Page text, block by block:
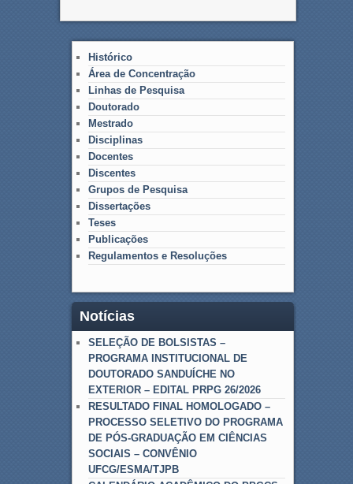
Histórico
Área de Concentração
Linhas de Pesquisa
Doutorado
Mestrado
Disciplinas
Docentes
Discentes
Grupos de Pesquisa
Dissertações
Teses
Publicações
Regulamentos e Resoluções
Notícias
SELEÇÃO DE BOLSISTAS –
PROGRAMA INSTITUCIONAL DE
DOUTORADO SANDUÍCHE NO
EXTERIOR – EDITAL PRPG 26/2026
RESULTADO FINAL HOMOLOGADO –
PROCESSO SELETIVO DO PROGRAMA
DE PÓS-GRADUAÇÃO EM CIÊNCIAS
SOCIAIS – CONVÊNIO
UFCG/ESMA/TJPB